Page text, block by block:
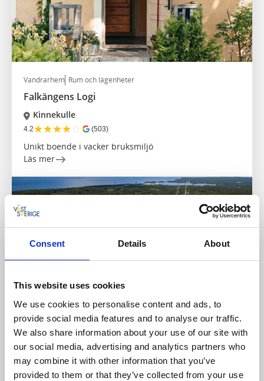
Consent Details About
This website uses cookies
We use cookies to personalise content and ads, to
provide social media features and to analyse our traffic.
We also share information about your use of our site with
our social media, advertising and analytics partners who
may combine it with other information that you’ve
provided to them or that they’ve collected from your use
Vandrarhem Rum och lägenheter
Falkängens Logi
Kinnekulle
4.2★★★★☆ (503)
Unikt boende i vacker bruksmiljö
Läs mer
Sevärdheter Utsiktsplats
Kinnekulle Utsiktstorn
Kinnekulle